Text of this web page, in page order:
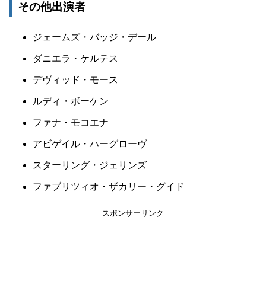
その他出演者
ジェームズ・バッジ・デール
ダニエラ・ケルテス
デヴィッド・モース
ルディ・ボーケン
ファナ・モコエナ
アビゲイル・ハーグローヴ
スターリング・ジェリンズ
ファブリツィオ・ザカリー・グイド
スポンサーリンク